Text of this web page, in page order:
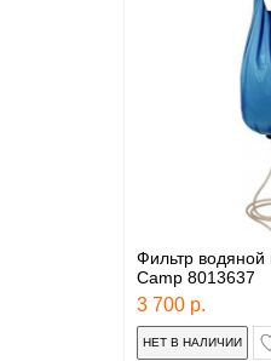
Фильтр водяной
Camp 8013637
3 700 р.